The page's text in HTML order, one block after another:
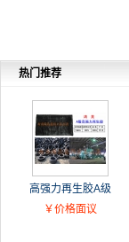
热门推荐
高强力再生胶A级
￥价格面议